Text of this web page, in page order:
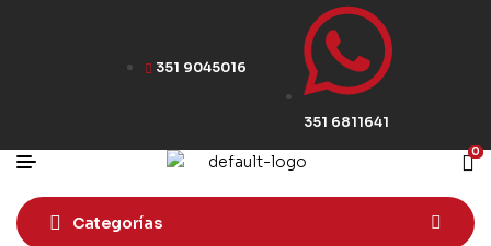
351 9045016
351 6811641
0
Categorías